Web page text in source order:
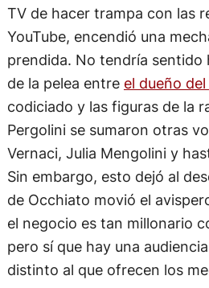
TV de hacer trampa con las
YouTube, encendió una
prendida. No tendría sentido
de la pelea entre el dueño
codiciado y las figuras de la
Pergolini se sumaron otras
Vernaci, Julia Mengolini y
Sin embargo, esto dejó al
de Occhiato movió el
el negocio es tan millonario
pero sí que hay una
distinto al que ofrecen los